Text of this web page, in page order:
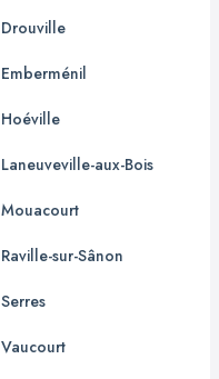
Drouville
Emberménil
Hoéville
Laneuveville-aux-Bois
Mouacourt
Raville-sur-Sânon
Serres
Vaucourt